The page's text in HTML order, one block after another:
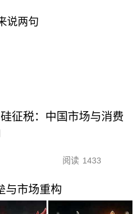
说两句
征税：中国市场与消费
阅读 1433
与市场重构